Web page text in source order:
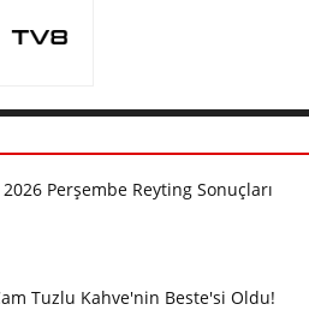
Perşembe Reyting Sonuçları
Tuzlu Kahve'nin Beste'si Oldu!